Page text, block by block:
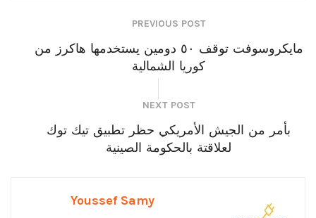
PREVIOUS POST
مايكروسوفت توقف ٥٠ دومين يستخدمها هاكرز من
كوريا الشمالية
NEXT POST
بأمر من الجيش الأمريكي حظر تطبيق تيك توك
لعلاقتة بالحكومة الصينية
Youssef Samy